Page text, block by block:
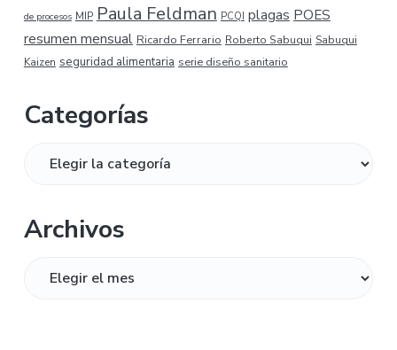
de procesos MIP Paula Feldman PCQI plagas POES
resumen mensual Ricardo Ferrario Roberto Sabuqui Sabuqui
Kaizen seguridad alimentaria serie diseño sanitario
Categorías
Archivos